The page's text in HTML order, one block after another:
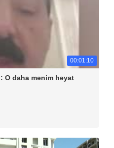
00:01:10
O daha mənim həyat